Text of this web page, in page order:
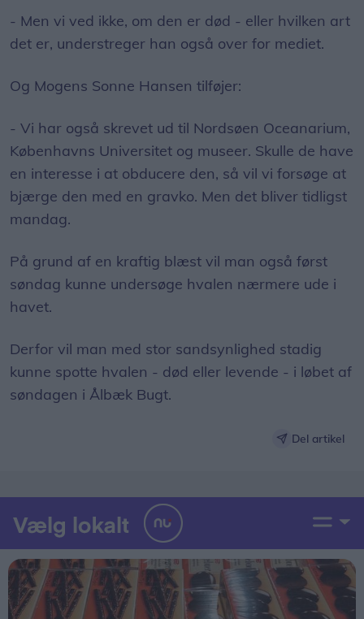
- Men vi ved ikke, om den er død - eller hvilken art
det er, understreger han også over for mediet.
Og Mogens Sonne Hansen tilføjer:
- Vi har også skrevet ud til Nordsøen Oceanarium,
Københavns Universitet og museer. Skulle de have
en interesse i at obducere den, så vil vi forsøge at
bjærge den med en gravko. Men det bliver tidligst
mandag.
På grund af en kraftig blæst vil man også først
søndag kunne undersøge hvalen nærmere ude i
havet.
Derfor vil man med stor sandsynlighed stadig
kunne spotte hvalen - død eller levende - i løbet af
søndagen i Ålbæk Bugt.
Del artikel